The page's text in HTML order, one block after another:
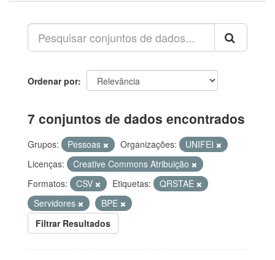
Ordenar por
7 conjuntos de dados encontrados
Grupos: Pessoas Organizações:
UNIFEI
Licenças:
Creative Commons Atribuição
Formatos:
CSV Etiquetas:
QRSTAE
Servidores
BPE
Filtrar Resultados